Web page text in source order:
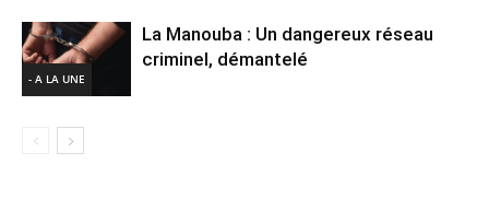
- A LA UNE
La Manouba : Un dangereux réseau
criminel, démantelé